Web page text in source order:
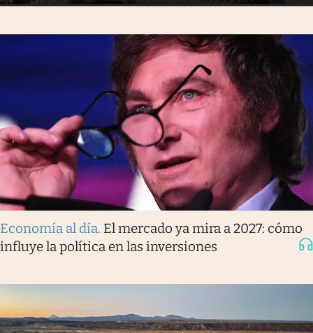
Economía al día. El mercado ya mira a 2027: cómo
influye la política en las inversiones